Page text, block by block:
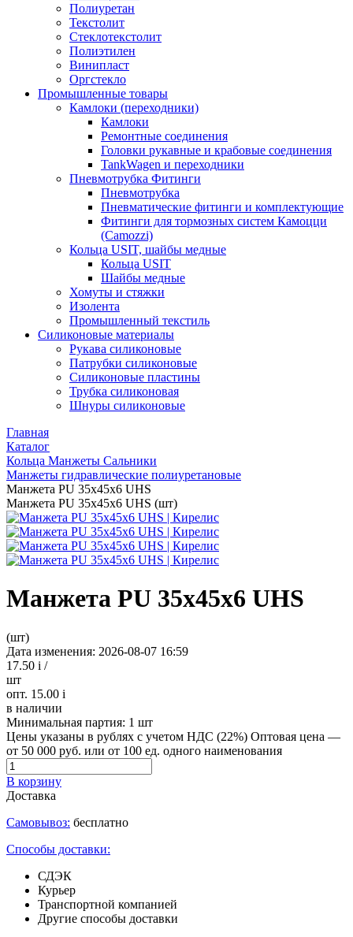
Полиуретан
Текстолит
Стеклотекстолит
Полиэтилен
Винипласт
Оргстекло
Промышленные товары
Камлоки (переходники)
Камлоки
Ремонтные соединения
Головки рукавные и крабовые соединения
TankWagen и переходники
Пневмотрубка Фитинги
Пневмотрубка
Пневматические фитинги и комплектующие
Фитинги для тормозных систем Камоцци
(Camozzi)
Кольца USIT, шайбы медные
Кольца USIT
Шайбы медные
Хомуты и стяжки
Изолента
Промышленный текстиль
Силиконовые материалы
Рукава силиконовые
Патрубки силиконовые
Силиконовые пластины
Трубка силиконовая
Шнуры силиконовые
Главная
Каталог
Кольца Манжеты Сальники
Манжеты гидравлические полиуретановые
Манжета PU 35х45х6 UHS
Манжета PU 35х45х6 UHS (шт)
Манжета PU 35х45х6 UHS
(шт)
Дата изменения: 2026-08-07 16:59
17.50 i /
шт
опт. 15.00 i
в наличии
Минимальная партия: 1 шт
Цены указаны в рублях с учетом НДС (22%) Оптовая цена —
от 50 000 руб. или от 100 ед. одного наименования
В корзину
Доставка
Самовывоз: бесплатно
Способы доставки:
СДЭК
Курьер
Транспортной компанией
Другие способы доставки